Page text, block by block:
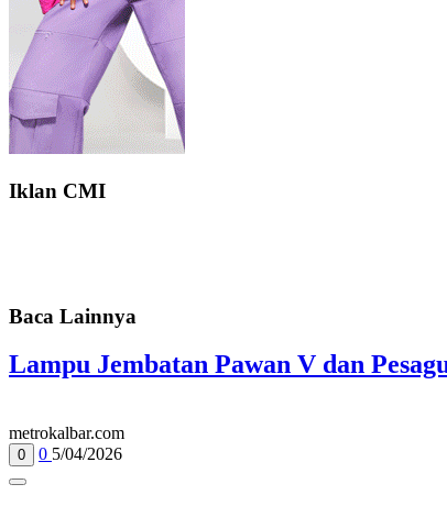
Iklan CMI
Baca Lainnya
Lampu Jembatan Pawan V dan
metrokalbar.com
0 0 5/04/2026